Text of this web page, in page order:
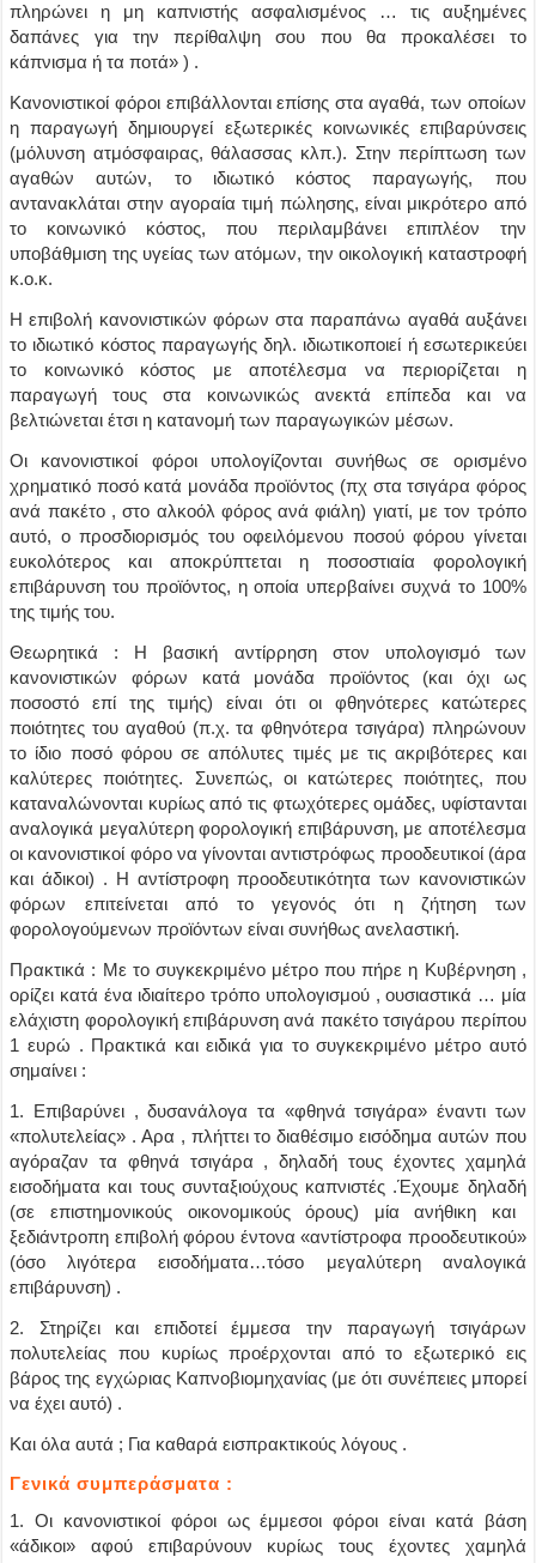
πληρώνει η μη καπνιστής ασφαλισμένος … τις αυξημένες
δαπάνες για την περίθαλψη σου που θα προκαλέσει το
κάπνισμα ή τα ποτά» ) .
Κανονιστικοί φόροι επιβάλλονται επίσης στα αγαθά, των οποίων
η παραγωγή δημιουργεί εξωτερικές κοινωνικές επιβαρύνσεις
(μόλυνση ατμόσφαιρας, θάλασσας κλπ.). Στην περίπτωση των
αγαθών αυτών, το ιδιωτικό κόστος παραγωγής, που
αντανακλάται στην αγοραία τιμή πώλησης, είναι μικρότερο από
το κοινωνικό κόστος, που περιλαμβάνει επιπλέον την
υποβάθμιση της υγείας των ατόμων, την οικολογική καταστροφή
κ.ο.κ.
Η επιβολή κανονιστικών φόρων στα παραπάνω αγαθά αυξάνει
το ιδιωτικό κόστος παραγωγής δηλ. ιδιωτικοποιεί ή εσωτερικεύει
το κοινωνικό κόστος με αποτέλεσμα να περιορίζεται η
παραγωγή τους στα κοινωνικώς ανεκτά επίπεδα και να
βελτιώνεται έτσι η κατανομή των παραγωγικών μέσων.
Οι κανονιστικοί φόροι υπολογίζονται συνήθως σε ορισμένο
χρηματικό ποσό κατά μονάδα προϊόντος (πχ στα τσιγάρα φόρος
ανά πακέτο , στο αλκοόλ φόρος ανά φιάλη) γιατί, με τον τρόπο
αυτό, ο προσδιορισμός του οφειλόμενου ποσού φόρου γίνεται
ευκολότερος και αποκρύπτεται η ποσοστιαία φορολογική
επιβάρυνση του προϊόντος, η οποία υπερβαίνει συχνά το 100%
της τιμής του.
Θεωρητικά : Η βασική αντίρρηση στον υπολογισμό των
κανονιστικών φόρων κατά μονάδα προϊόντος (και όχι ως
ποσοστό επί της τιμής) είναι ότι οι φθηνότερες κατώτερες
ποιότητες του αγαθού(π.χ. τα φθηνότερα τσιγάρα) πληρώνουν
το ίδιο ποσό φόρου σε απόλυτες τιμές με τις ακριβότερες και
καλύτερες ποιότητες. Συνεπώς, οι κατώτερες ποιότητες, που
καταναλώνονται κυρίως από τις φτωχότερες ομάδες, υφίστανται
αναλογικά μεγαλύτερη φορολογική επιβάρυνση, με αποτέλεσμα
οι κανονιστικοί φόρο να γίνονται αντιστρόφως προοδευτικοί (άρα
και άδικοι) . Η αντίστροφη προοδευτικότητα των κανονιστικών
φόρων επιτείνεται από το γεγονός ότι η ζήτηση των
φορολογούμενων προϊόντων είναι συνήθως ανελαστική.
Πρακτικά : Με το συγκεκριμένο μέτρο που πήρε η Κυβέρνηση ,
ορίζει κατά ένα ιδιαίτερο τρόπο υπολογισμού , ουσιαστικά … μία
ελάχιστη φορολογική επιβάρυνση ανά πακέτο τσιγάρου περίπου
1 ευρώ . Πρακτικά και ειδικά για το συγκεκριμένο μέτρο αυτό
σημαίνει :
1. Επιβαρύνει , δυσανάλογα τα «φθηνά τσιγάρα» έναντι των
«πολυτελείας» . Αρα , πλήττει το διαθέσιμο εισόδημα αυτών που
αγόραζαν τα φθηνά τσιγάρα , δηλαδή τους έχοντες χαμηλά
εισοδήματα και τους συνταξιούχους καπνιστές .Έχουμε δηλαδή
(σε επιστημονικούς οικονομικούς όρους) μία ανήθικη και
ξεδιάντροπη επιβολή φόρου έντονα «αντίστροφα προοδευτικού»
(όσο λιγότερα εισοδήματα…τόσο μεγαλύτερη αναλογικά
επιβάρυνση) .
2. Στηρίζει και επιδοτεί έμμεσα την παραγωγή τσιγάρων
πολυτελείας που κυρίως προέρχονται από το εξωτερικό εις
βάρος της εγχώριας Καπνοβιομηχανίας (με ότι συνέπειες μπορεί
να έχει αυτό) .
Και όλα αυτά ; Για καθαρά εισπρακτικούς λόγους .
Γενικά συμπεράσματα :
1. Οι κανονιστικοί φόροι ως έμμεσοι φόροι είναι κατά βάση
«άδικοι» αφού επιβαρύνουν κυρίως τους έχοντες χαμηλά